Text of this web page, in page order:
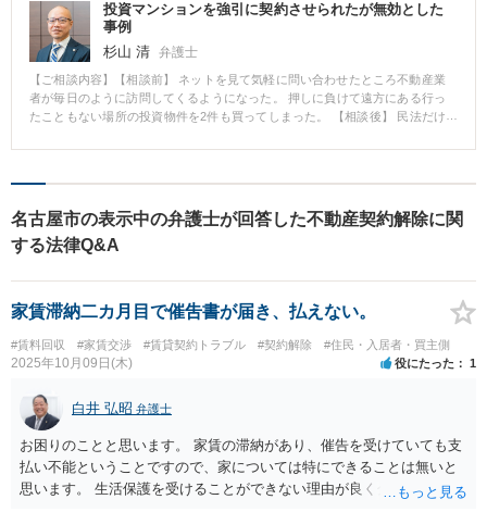
投資マンションを強引に契約させられたが無効とした
事例
杉山 清 弁護士
【ご相談内容】【相談前】 ネットを見て気軽に問い合わせたところ不動産業
者が毎日のように訪問してくるようになった。 押しに負けて遠方にある行っ
たこともない場所の投資物件を2件も買ってしまった。 【相談後】 民法だけ
張することで契約は無効であると裁判所で判断され、支払った購入費用がほ
談いただければ紛争を未然かつ容易に防ぐことができます。お気軽にご相談
ください。
名古屋市の表示中の弁護士が回答した不動産契約解除に関
する法律Q&A
家賃滞納二カ月目で催吿書が届き、払えない。
#賃料回収 #家賃交渉 #賃貸契約トラブル #契約解除 #住民・入居者・買主側
2025年10月09日(木) 役にたった 1
白井 弘昭 弁護士
お困りのことと思います。 家賃の滞納があり、催告を受けていても支
払い不能ということですので、家については特にできることは無いと
思います。 生活保護を受けることができない理由が良く分かりません